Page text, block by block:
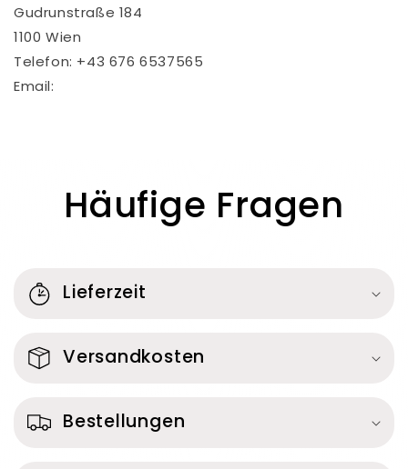
Gudrunstraße 184
1100 Wien
Telefon: +43 676 6537565
Email:
Häufige Fragen
Lieferzeit
Versandkosten
Bestellungen